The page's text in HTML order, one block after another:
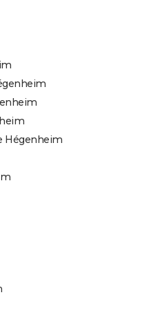
Hégenheim